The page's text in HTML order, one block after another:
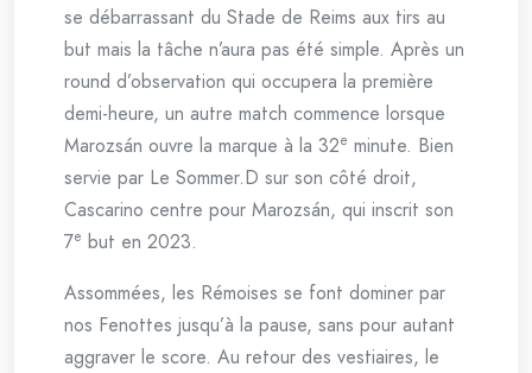
se débarrassant du Stade de Reims aux tirs au
but mais la tâche n’aura pas été simple. Après un
round d’observation qui occupera la première
demi-heure, un autre match commence lorsque
Marozsán ouvre la marque à la 32e minute. Bien
servie par Le Sommer.D sur son côté droit,
Cascarino centre pour Marozsán, qui inscrit son
7e but en 2023.
Assommées, les Rémoises se font dominer par
nos Fenottes jusqu’à la pause, sans pour autant
aggraver le score. Au retour des vestiaires, le